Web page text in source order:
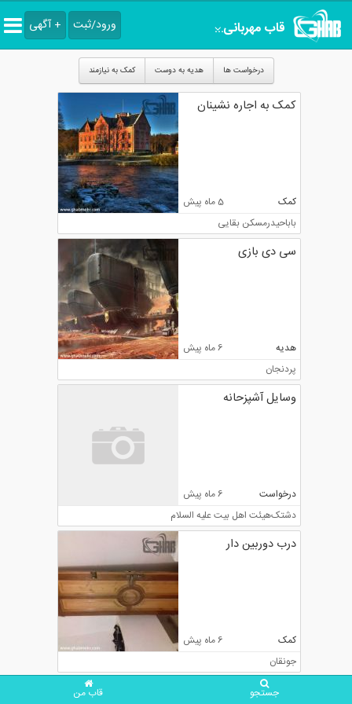
قاب مهربانیچهارمحال و بختیاری ورود/ثبت + آگهی
درخواست ها هدیه به دوست کمک به نیازمند
کمک به اجاره نشینان
کمک
5 ماه پیش
باباحیدرمسکن بقایی
سی دی بازی
هدیه
6 ماه پیش
پردنجان
وسایل آشپزحانه
درخواست
6 ماه پیش
دشتکهیئت اهل بیت علیه السلام
درب دوربین دار
کمک
6 ماه پیش
جونقان
جستجو
قاب من